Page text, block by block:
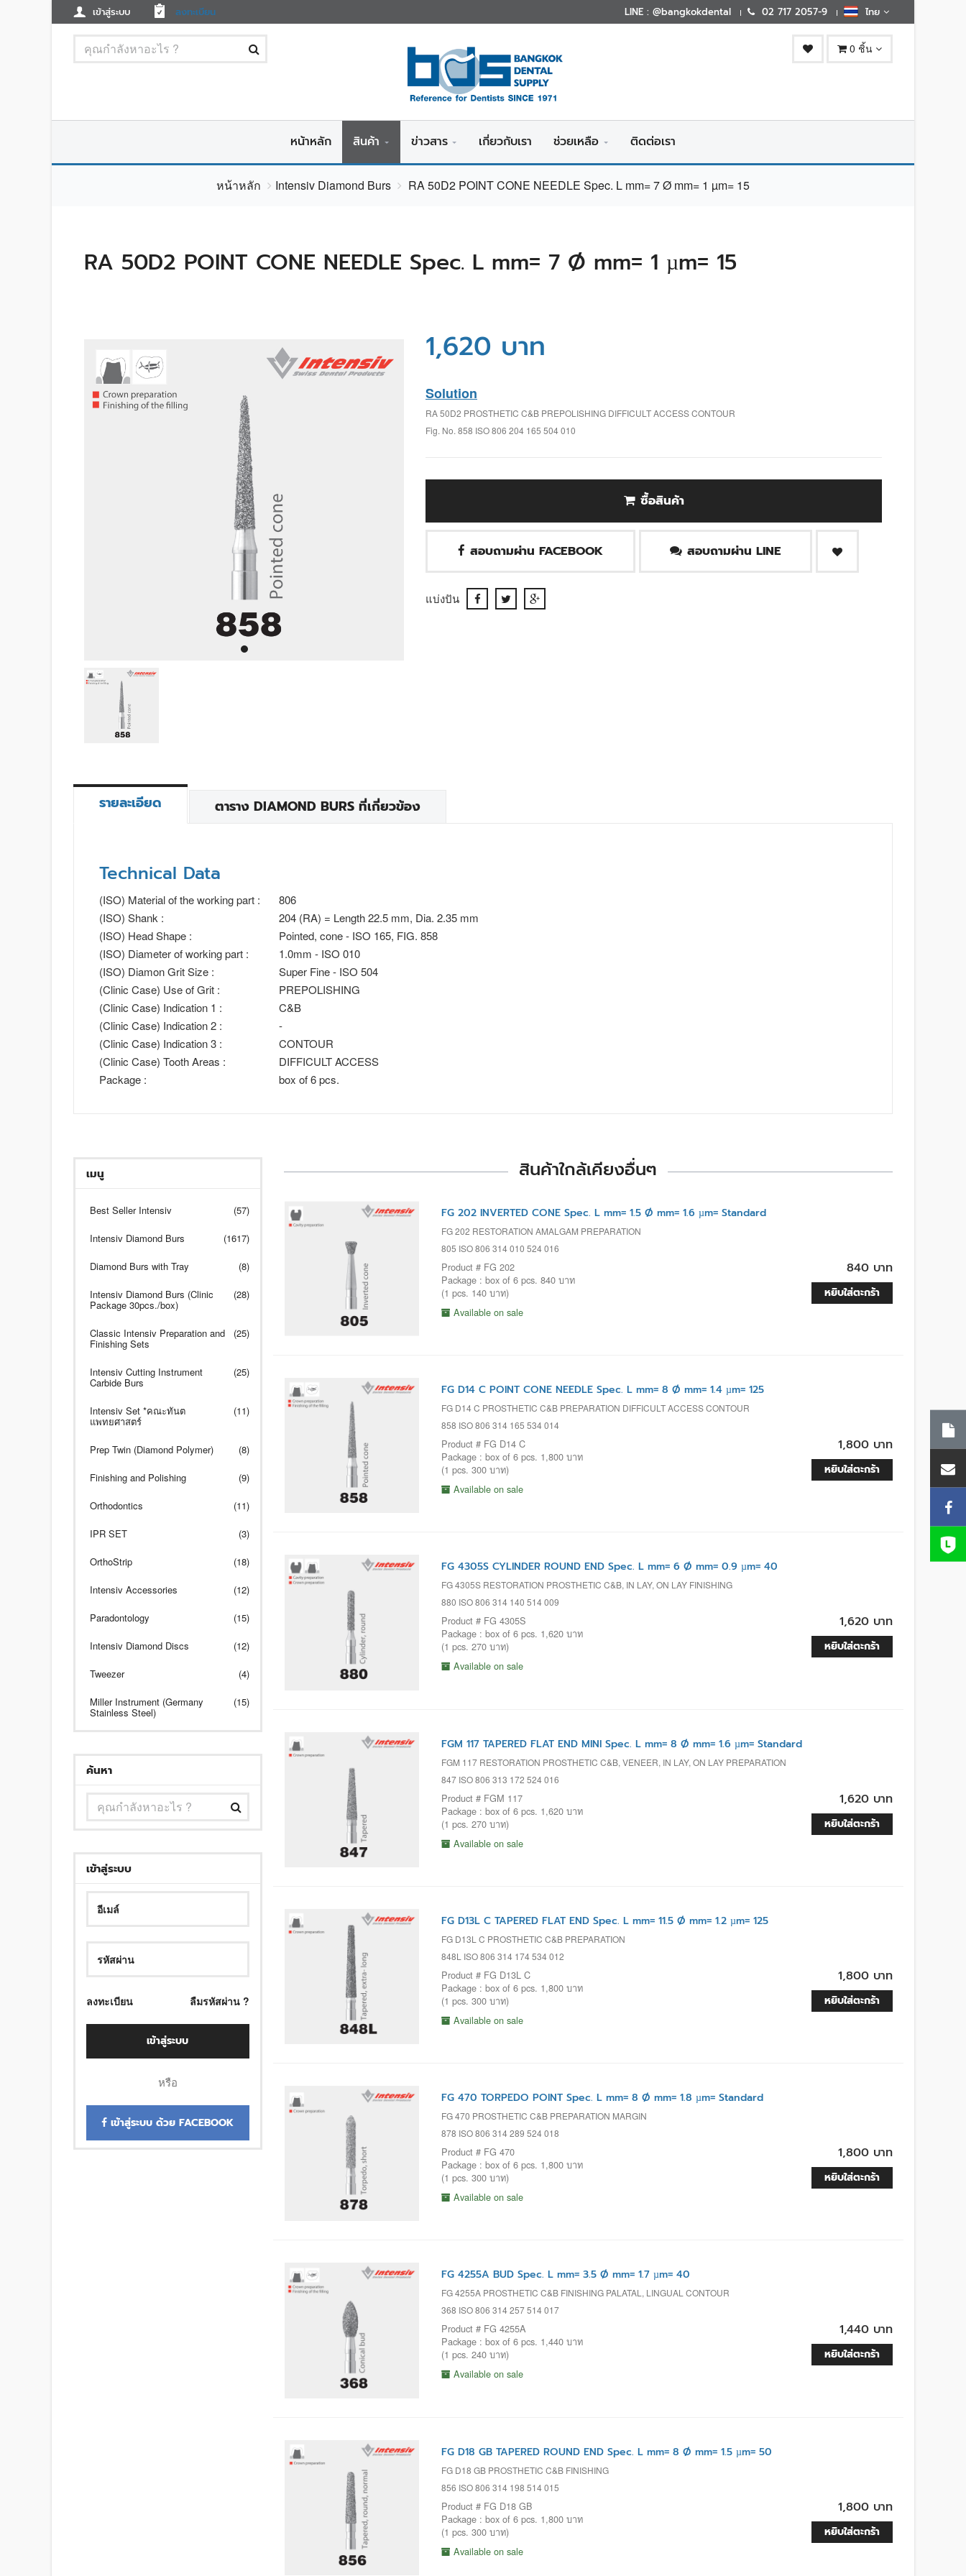
เข้าสู่ระบบ ลงทะเบียน LINE : @bangkokdental 02 717 2057-9 ไทย
0 ชิ้น
หน้าหลัก สินค้า ข่าวสาร เกี่ยวกับเรา ช่วยเหลือ ติดต่อเรา
หน้าหลัก Intensiv Diamond Burs RA 50D2 POINT CONE NEEDLE Spec. L mm= 7 Ø mm= 1 µm= 15
RA 50D2 POINT CONE NEEDLE Spec. L mm= 7 Ø mm= 1 µm= 15
1,620 บาท
Solution
RA 50D2 PROSTHETIC C&B PREPOLISHING DIFFICULT ACCESS CONTOUR
Fig. No. 858 ISO 806 204 165 504 010
ซื้อสินค้า
สอบถามผ่าน FACEBOOK สอบถามผ่าน LINE
แบ่งปัน
รายละเอียด ตาราง DIAMOND BURS ที่เกี่ยวข้อง
Technical Data
(ISO) Material of the working part :
806
(ISO) Shank :
204 (RA) = Length 22.5 mm, Dia. 2.35 mm
(ISO) Head Shape :
Pointed, cone - ISO 165, FIG. 858
(ISO) Diameter of working part :
1.0mm - ISO 010
(ISO) Diamon Grit Size :
Super Fine - ISO 504
(Clinic Case) Use of Grit :
PREPOLISHING
(Clinic Case) Indication 1 :
C&B
(Clinic Case) Indication 2 :
-
(Clinic Case) Indication 3 :
CONTOUR
(Clinic Case) Tooth Areas :
DIFFICULT ACCESS
Package :
box of 6 pcs.
เมนู
Best Seller Intensiv (57)
Intensiv Diamond Burs (1617)
Diamond Burs with Tray (8)
Intensiv Diamond Burs (Clinic
Package 30pcs./box)
(28)
Classic Intensiv Preparation and
Finishing Sets
(25)
Intensiv Cutting Instrument
Carbide Burs
(25)
Intensiv Set *คณะทันต
แพทยศาสตร์
(11)
Prep Twin (Diamond Polymer) (8)
Finishing and Polishing (9)
Orthodontics (11)
IPR SET (3)
OrthoStrip (18)
Intensiv Accessories (12)
Paradontology (15)
Intensiv Diamond Discs (12)
Tweezer (4)
Miller Instrument (Germany
Stainless Steel)
(15)
ค้นหา
เข้าสู่ระบบ
ลงทะเบียน ลืมรหัสผ่าน ?
เข้าสู่ระบบ
หรือ
เข้าสู่ระบบ ด้วย FACEBOOK
สินค้าใกล้เคียงอื่นๆ
FG 202 INVERTED CONE Spec. L mm= 1.5 Ø mm= 1.6 µm= Standard
FG 202 RESTORATION AMALGAM PREPARATION
805 ISO 806 314 010 524 016
Product # FG 202
Package : box of 6 pcs. 840 บาท
(1 pcs. 140 บาท)
Available on sale
840 บาท
หยิบใส่ตะกร้า
FG D14 C POINT CONE NEEDLE Spec. L mm= 8 Ø mm= 1.4 µm= 125
FG D14 C PROSTHETIC C&B PREPARATION DIFFICULT ACCESS CONTOUR
858 ISO 806 314 165 534 014
Product # FG D14 C
Package : box of 6 pcs. 1,800 บาท
(1 pcs. 300 บาท)
Available on sale
1,800 บาท
หยิบใส่ตะกร้า
FG 4305S CYLINDER ROUND END Spec. L mm= 6 Ø mm= 0.9 µm= 40
FG 4305S RESTORATION PROSTHETIC C&B, IN LAY, ON LAY FINISHING
880 ISO 806 314 140 514 009
Product # FG 4305S
Package : box of 6 pcs. 1,620 บาท
(1 pcs. 270 บาท)
Available on sale
1,620 บาท
หยิบใส่ตะกร้า
FGM 117 TAPERED FLAT END MINI Spec. L mm= 8 Ø mm= 1.6 µm= Standard
FGM 117 RESTORATION PROSTHETIC C&B, VENEER, IN LAY, ON LAY PREPARATION
847 ISO 806 313 172 524 016
Product # FGM 117
Package : box of 6 pcs. 1,620 บาท
(1 pcs. 270 บาท)
Available on sale
1,620 บาท
หยิบใส่ตะกร้า
FG D13L C TAPERED FLAT END Spec. L mm= 11.5 Ø mm= 1.2 µm= 125
FG D13L C PROSTHETIC C&B PREPARATION
848L ISO 806 314 174 534 012
Product # FG D13L C
Package : box of 6 pcs. 1,800 บาท
(1 pcs. 300 บาท)
Available on sale
1,800 บาท
หยิบใส่ตะกร้า
FG 470 TORPEDO POINT Spec. L mm= 8 Ø mm= 1.8 µm= Standard
FG 470 PROSTHETIC C&B PREPARATION MARGIN
878 ISO 806 314 289 524 018
Product # FG 470
Package : box of 6 pcs. 1,800 บาท
(1 pcs. 300 บาท)
Available on sale
1,800 บาท
หยิบใส่ตะกร้า
FG 4255A BUD Spec. L mm= 3.5 Ø mm= 1.7 µm= 40
FG 4255A PROSTHETIC C&B FINISHING PALATAL, LINGUAL CONTOUR
368 ISO 806 314 257 514 017
Product # FG 4255A
Package : box of 6 pcs. 1,440 บาท
(1 pcs. 240 บาท)
Available on sale
1,440 บาท
หยิบใส่ตะกร้า
FG D18 GB TAPERED ROUND END Spec. L mm= 8 Ø mm= 1.5 µm= 50
FG D18 GB PROSTHETIC C&B FINISHING
856 ISO 806 314 198 514 015
Product # FG D18 GB
Package : box of 6 pcs. 1,800 บาท
(1 pcs. 300 บาท)
Available on sale
1,800 บาท
หยิบใส่ตะกร้า